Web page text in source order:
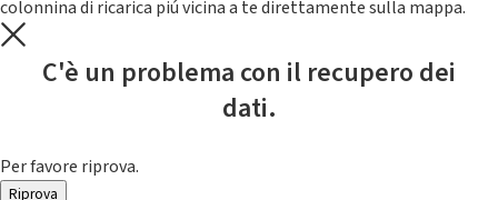
colonnina di ricarica piú vicina a te direttamente sulla mappa.
C'è un problema con il recupero dei
dati.
Per favore riprova.
Riprova